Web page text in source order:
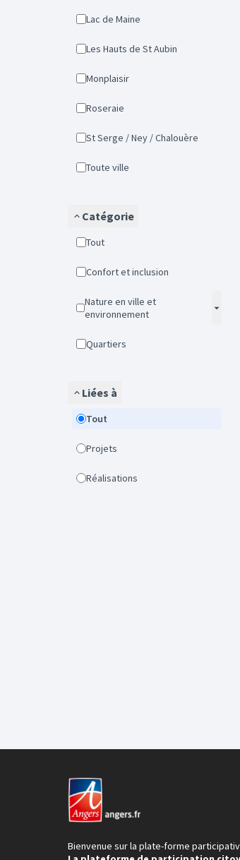
Lac de Maine
Les Hauts de St Aubin
Monplaisir
Roseraie
St Serge / Ney / Chalouère
Toute ville
Catégorie
Tout
Confort et inclusion
Nature en ville et
environnement
Quartiers
Liées à
Tout
Projets
Réalisations
Bienvenue sur la plate-forme